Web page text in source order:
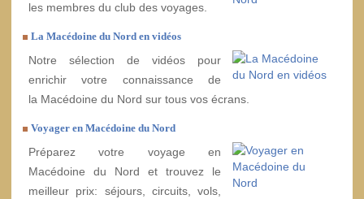
les membres du club des voyages.
La Macédoine du Nord en vidéos
Notre sélection de vidéos pour
enrichir votre connaissance de
la Macédoine du Nord sur tous vos écrans.
Voyager en Macédoine du Nord
Préparez votre voyage en
Macédoine du Nord et trouvez le
meilleur prix: séjours, circuits, vols,